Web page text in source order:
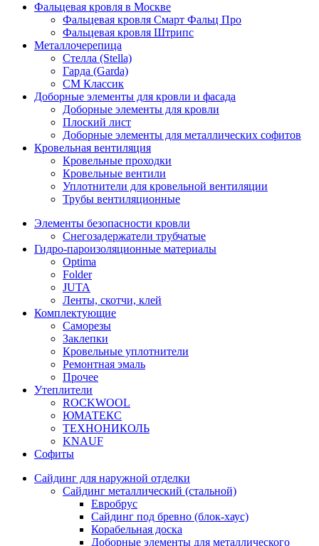
Фальцевая кровля в Москве
Фальцевая кровля Смарт Фальц Про
Фальцевая кровля Штрипс
Металлочерепица
Стелла (Stella)
Гарда (Garda)
СМ Классик
Доборные элементы для кровли и фасада
Доборные элементы для кровли
Плоский лист
Доборные элементы для металлических софитов
Кровельная вентиляция
Кровельные проходки
Кровельные вентили
Уплотнители для кровельной вентиляции
Трубы вентиляционные
Элементы безопасности кровли
Снегозадержатели трубчатые
Гидро-пароизоляционные материалы
Optima
Folder
JUTA
Ленты, скотчи, клей
Комплектующие
Саморезы
Заклепки
Кровельные уплотнители
Ремонтная эмаль
Прочее
Утеплители
ROCKWOOL
ЮМАТЕКС
ТЕХНОНИКОЛЬ
KNAUF
Софиты
Сайдинг для наружной отделки
Сайдинг металлический (стальной)
Евробрус
Сайдинг под бревно (блок-хаус)
Корабельная доска
Доборные элементы для металлического